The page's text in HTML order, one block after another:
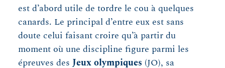
est d’abord utile de tordre le cou à quelques
canards. Le principal d’entre eux est sans
doute celui faisant croire qu’à partir du
moment où une discipline figure parmi les
épreuves des Jeux olympiques (JO), sa